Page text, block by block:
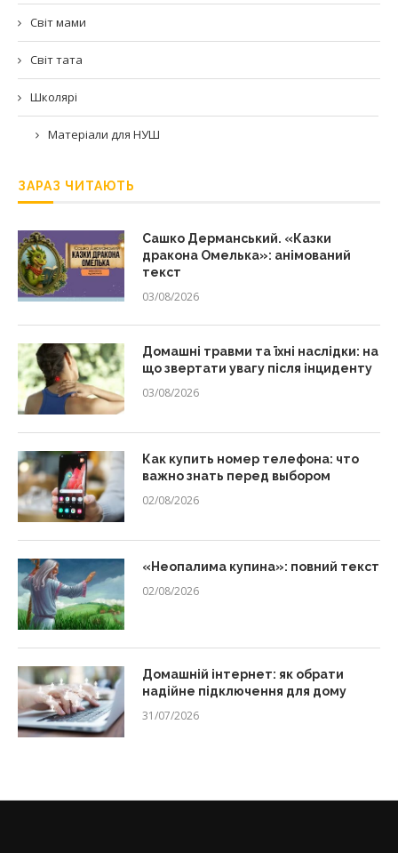
Світ мами
Світ тата
Школярі
Матеріали для НУШ
ЗАРАЗ ЧИТАЮТЬ
Сашко Дерманський. «Казки
дракона Омелька»: анімований
текст
03/08/2026
Домашні травми та їхні наслідки: на
що звертати увагу після інциденту
03/08/2026
Как купить номер телефона: что
важно знать перед выбором
02/08/2026
«Неопалима купина»: повний текст
02/08/2026
Домашній інтернет: як обрати
надійне підключення для дому
31/07/2026